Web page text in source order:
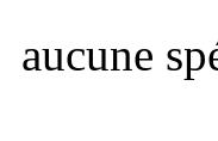
aucune